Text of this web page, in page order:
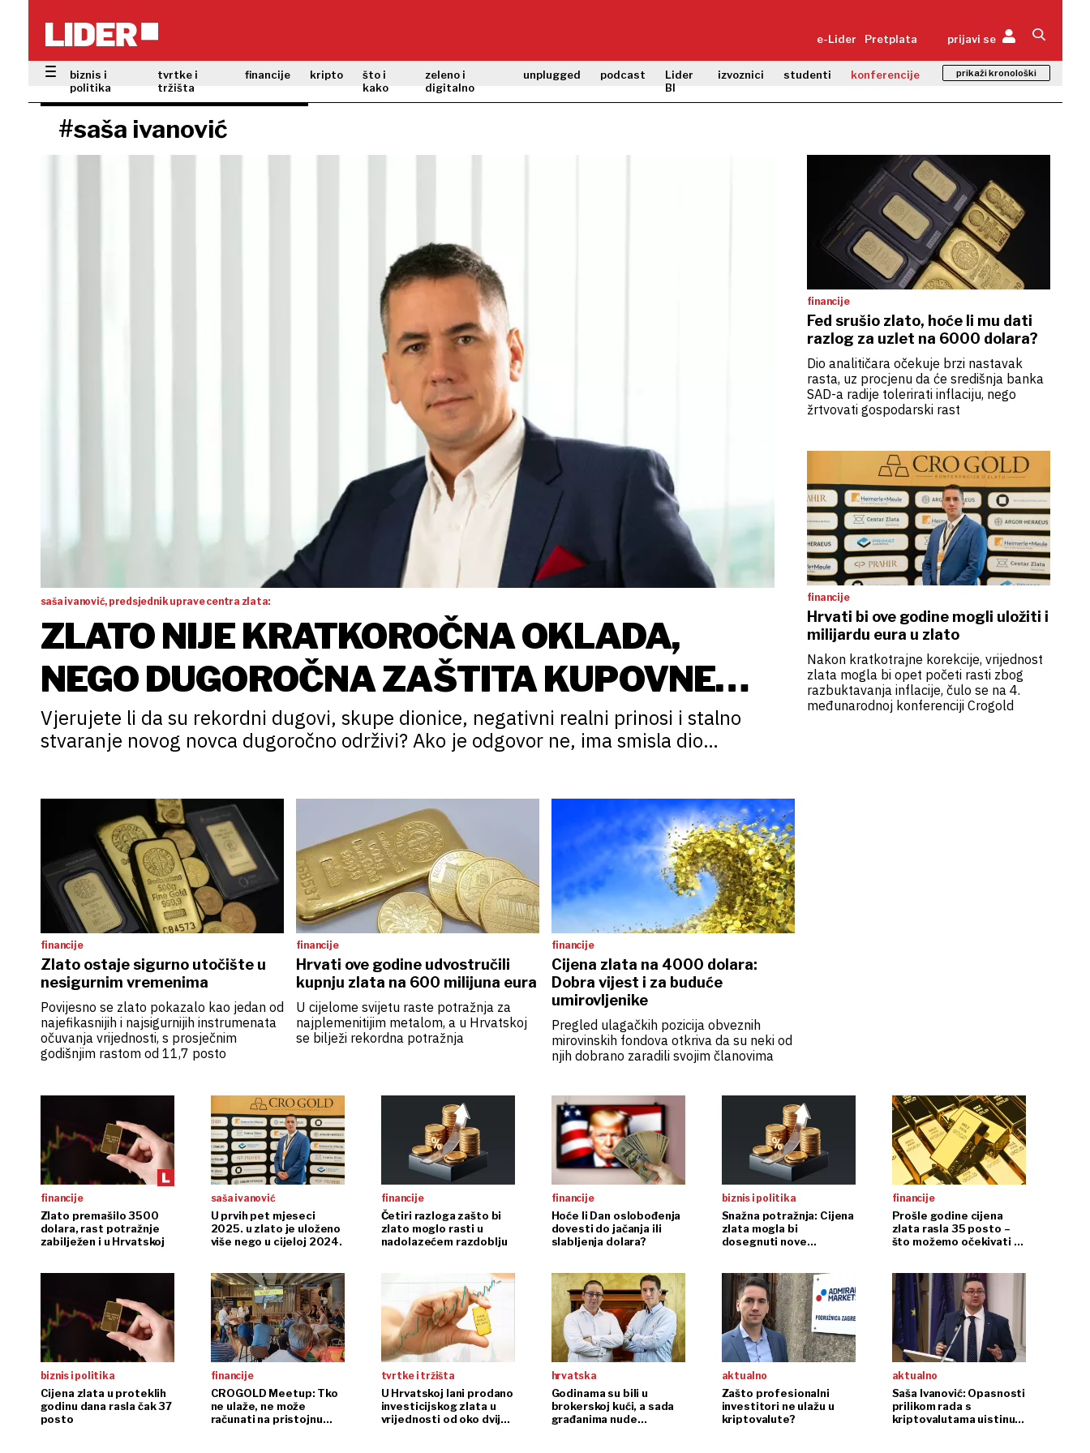
e-Lider Pretplata prijavi se
biznis i
politika
tvrtke i
tržišta
financije kripto
što i
kako
zeleno i
digitalno
unplugged podcast
Lider
BI
izvoznici studenti konferencije prikaži kronološki
#saša ivanović
saša ivanović, predsjednik uprave centra zlata:
ZLATO NIJE KRATKOROČNA OKLADA,
NEGO DUGOROČNA ZAŠTITA KUPOVNE
MOĆI
Vjerujete li da su rekordni dugovi, skupe dionice, negativni realni prinosi i stalno
stvaranje novog novca dugoročno održivi? Ako je odgovor ne, ima smisla dio
financije
Fed srušio zlato, hoće li mu dati
razlog za uzlet na 6000 dolara?
Dio analitičara očekuje brzi nastavak
rasta, uz procjenu da će središnja banka
SAD-a radije tolerirati inflaciju, nego
žrtvovati gospodarski rast
financije
Hrvati bi ove godine mogli uložiti i
milijardu eura u zlato
Nakon kratkotrajne korekcije, vrijednost
zlata mogla bi opet početi rasti zbog
razbuktavanja inflacije, čulo se na 4.
međunarodnoj konferenciji Crogold
financije
Zlato ostaje sigurno utočište u
nesigurnim vremenima
Povijesno se zlato pokazalo kao jedan od
najefikasnijih i najsigurnijih instrumenata
očuvanja vrijednosti, s prosječnim
godišnjim rastom od 11,7 posto
financije
Hrvati ove godine udvostručili
kupnju zlata na 600 milijuna eura
U cijelome svijetu raste potražnja za
najplemenitijim metalom, a u Hrvatskoj
se bilježi rekordna potražnja
financije
Cijena zlata na 4000 dolara:
Dobra vijest i za buduće
umirovljenike
Pregled ulagačkih pozicija obveznih
mirovinskih fondova otkriva da su neki od
njih dobrano zaradili svojim članovima
financije
Zlato premašilo 3500
dolara, rast potražnje
zabilježen i u Hrvatskoj
saša ivanović
U prvih pet mjeseci
2025. u zlato je uloženo
više nego u cijeloj 2024.
financije
Četiri razloga zašto bi
zlato moglo rasti u
nadolazećem razdoblju
financije
Hoće li Dan oslobođenja
dovesti do jačanja ili
slabljenja dolara?
biznis i politika
Snažna potražnja: Cijena
zlata mogla bi
dosegnuti nove
financije
Prošle godine cijena
zlata rasla 35 posto –
što možemo očekivati u
biznis i politika
Cijena zlata u proteklih
godinu dana rasla čak 37
posto
financije
CROGOLD Meetup: Tko
ne ulaže, ne može
računati na pristojnu
tvrtke i tržišta
U Hrvatskoj lani prodano
investicijskog zlata u
vrijednosti od oko dvije
hrvatska
Godinama su bili u
brokerskoj kući, a sada
građanima nude
aktualno
Zašto profesionalni
investitori ne ulažu u
kriptovalute?
aktualno
Saša Ivanović: Opasnosti
prilikom rada s
kriptovalutama uistinu